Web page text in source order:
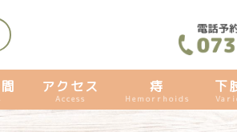
アクセス
Access
痔
Hemorrhoids
下